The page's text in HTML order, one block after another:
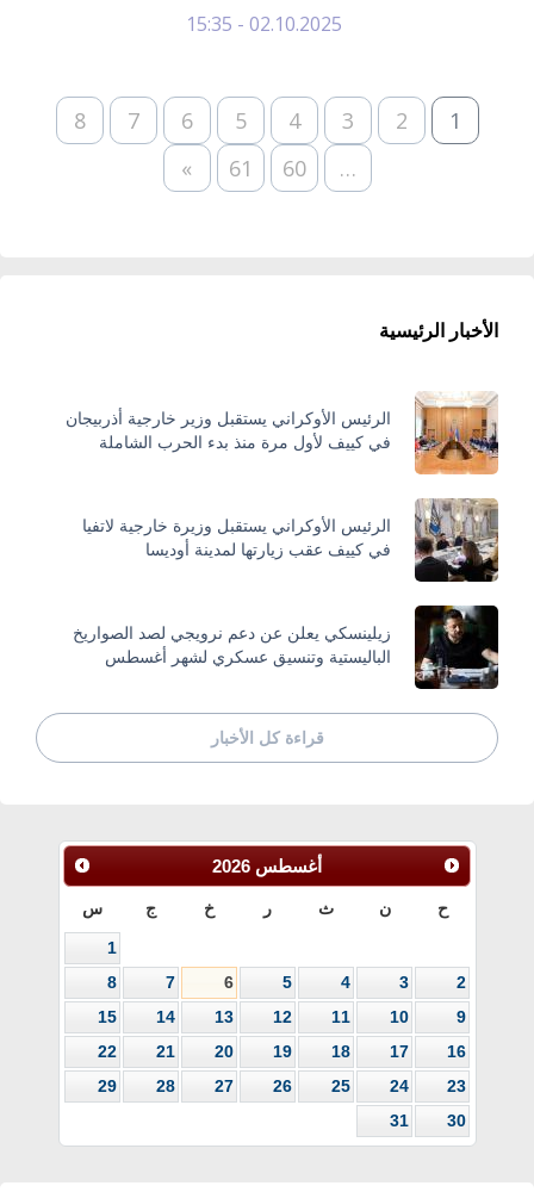
02.10.2025 - 15:35
1
2
3
4
5
6
7
8
…
60
61
»
الأخبار الرئيسية
الرئيس الأوكراني يستقبل وزير خارجية أذربيجان
في كييف لأول مرة منذ بدء الحرب الشاملة
الرئيس الأوكراني يستقبل وزيرة خارجية لاتفيا
في كييف عقب زيارتها لمدينة أوديسا
زيلينسكي يعلن عن دعم نرويجي لصد الصواريخ
الباليستية وتنسيق عسكري لشهر أغسطس
قراءة كل الأخبار
أغسطس 2026
ح ن ث ر خ ج س
1
2
3
4
5
6
7
8
9
10
11
12
13
14
15
16
17
18
19
20
21
22
23
24
25
26
27
28
29
30
31